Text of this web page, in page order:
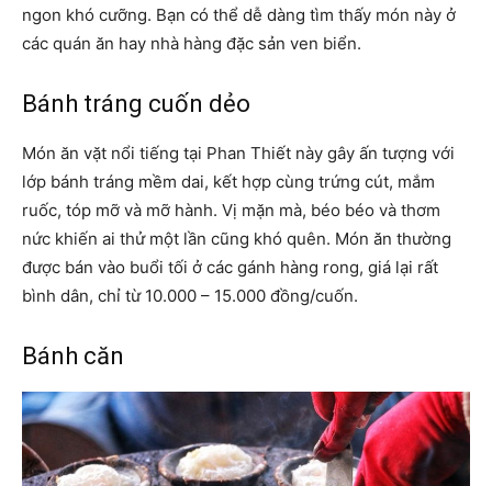
ngon khó cưỡng. Bạn có thể dễ dàng tìm thấy món này ở
các quán ăn hay nhà hàng đặc sản ven biển.
Bánh tráng cuốn dẻo
Món ăn vặt nổi tiếng tại Phan Thiết này gây ấn tượng với
lớp bánh tráng mềm dai, kết hợp cùng trứng cút, mắm
ruốc, tóp mỡ và mỡ hành. Vị mặn mà, béo béo và thơm
nức khiến ai thử một lần cũng khó quên. Món ăn thường
được bán vào buổi tối ở các gánh hàng rong, giá lại rất
bình dân, chỉ từ 10.000 – 15.000 đồng/cuốn.
Bánh căn